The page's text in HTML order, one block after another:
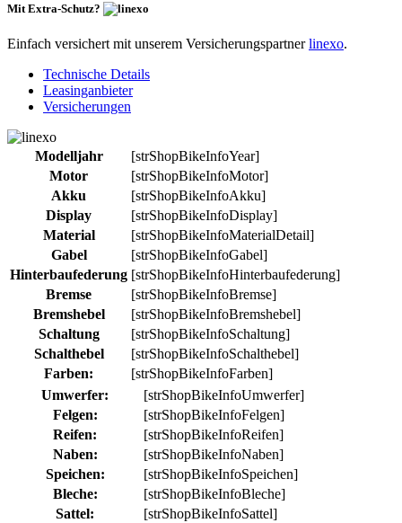
Mit Extra-Schutz?
Einfach versichert mit unserem Versicherungspartnerlinexo.
Technische Details
Leasinganbieter
Versicherungen
Modelljahr
[strShopBikeInfoYear]
Motor
[strShopBikeInfoMotor]
Akku
[strShopBikeInfoAkku]
Display
[strShopBikeInfoDisplay]
Material
[strShopBikeInfoMaterialDetail]
Gabel
[strShopBikeInfoGabel]
Hinterbaufederung [strShopBikeInfoHinterbaufederung]
Bremse
[strShopBikeInfoBremse]
Bremshebel
[strShopBikeInfoBremshebel]
Schaltung
[strShopBikeInfoSchaltung]
Schalthebel
[strShopBikeInfoSchalthebel]
Farben:
[strShopBikeInfoFarben]
Umwerfer:
[strShopBikeInfoUmwerfer]
Felgen:
[strShopBikeInfoFelgen]
Reifen:
[strShopBikeInfoReifen]
Naben:
[strShopBikeInfoNaben]
Speichen:
[strShopBikeInfoSpeichen]
Bleche:
[strShopBikeInfoBleche]
Sattel:
[strShopBikeInfoSattel]